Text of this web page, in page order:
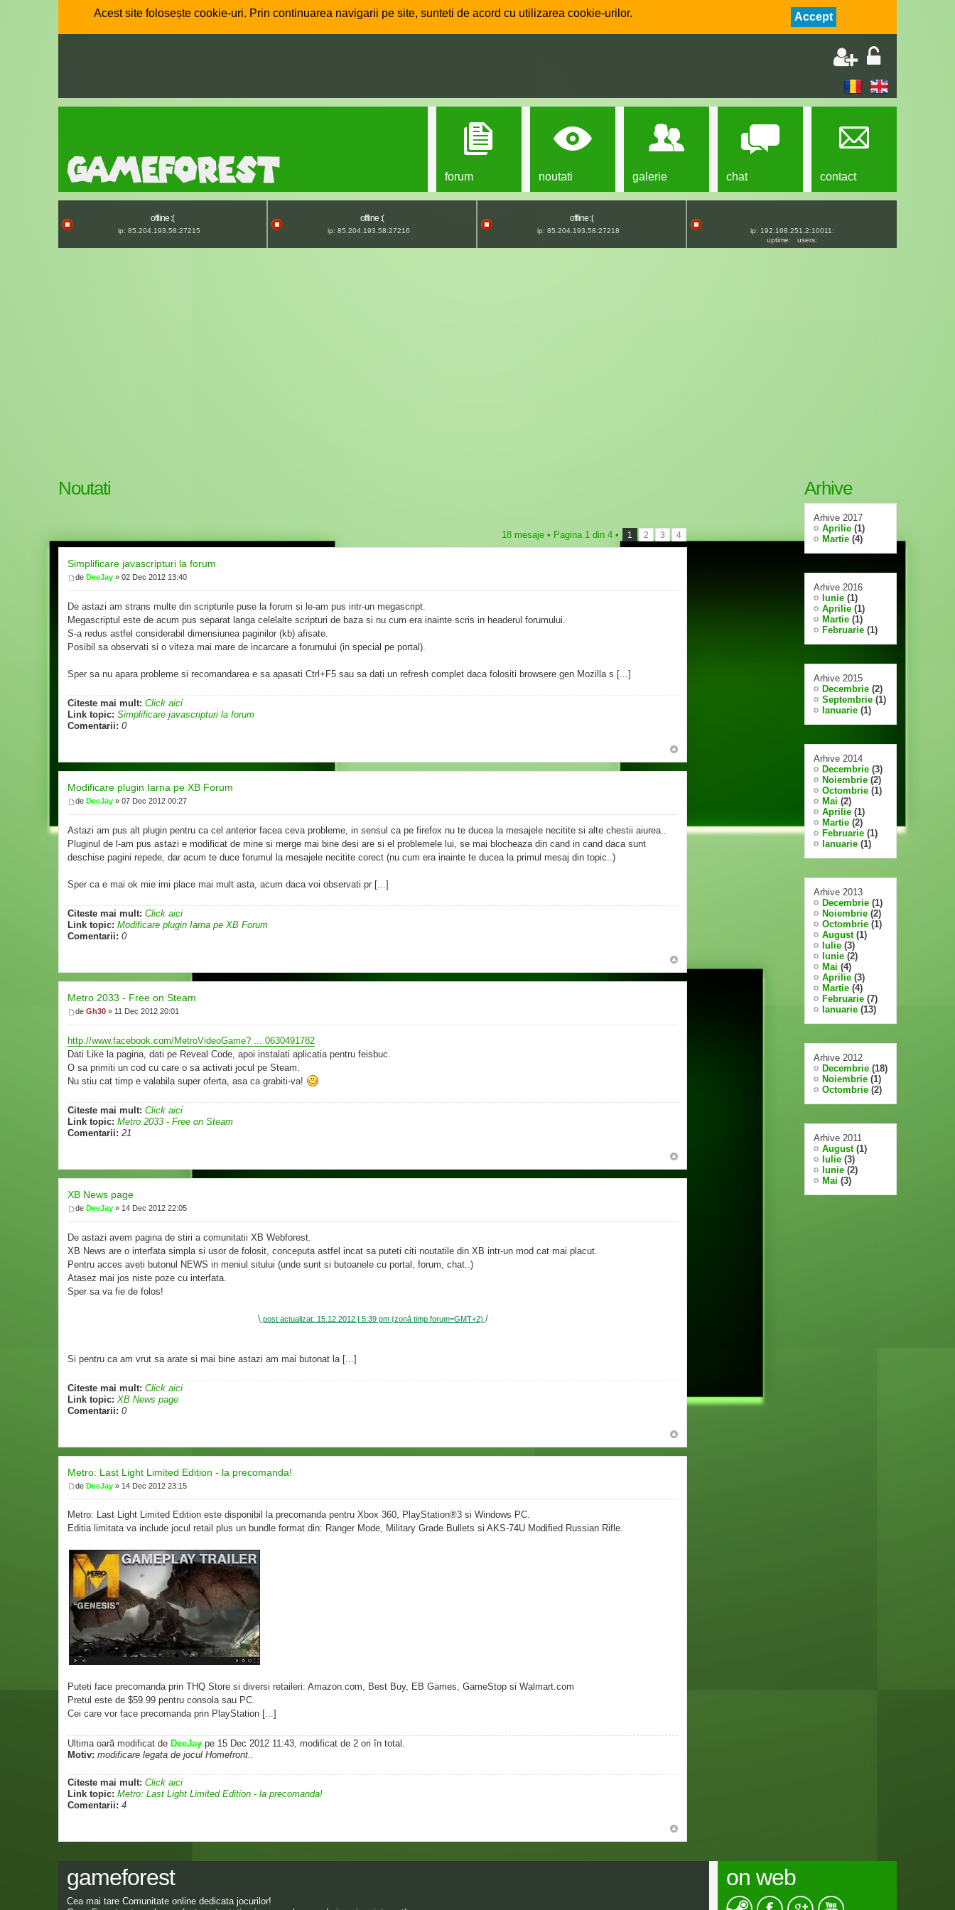
Acest site folosește cookie-uri. Prin continuarea navigarii pe site, sunteti de acord cu utilizarea cookie-urilor. Accept
forum noutati galerie chat contact
offline :(
ip: 85.204.193.58:27215
offline :(
ip: 85.204.193.58:27216
offline :(
ip: 85.204.193.58:27218
ip: 192.168.251.2:10011:
uptime:
users:
Noutati
18 mesaje • Pagina 1 din 4 • 1 2 3 4
Simplificare javascripturi la forum
de DeeJay » 02 Dec 2012 13:40
De astazi am strans multe din scripturile puse la forum si le-am pus intr-un megascript.
Megascriptul este de acum pus separat langa celelalte scripturi de baza si nu cum era inainte scris in headerul forumului.
S-a redus astfel considerabil dimensiunea paginilor (kb) afisate.
Posibil sa observati si o viteza mai mare de incarcare a forumului (in special pe portal).
Sper sa nu apara probleme si recomandarea e sa apasati Ctrl+F5 sau sa dati un refresh complet daca folositi browsere gen Mozilla s [...]
Citeste mai mult: Click aici
Link topic: Simplificare javascripturi la forum
Comentarii: 0
Modificare plugin Iarna pe XB Forum
de DeeJay » 07 Dec 2012 00:27
Astazi am pus alt plugin pentru ca cel anterior facea ceva probleme, in sensul ca pe firefox nu te ducea la mesajele necitite si alte chestii aiurea..
Pluginul de l-am pus astazi e modificat de mine si merge mai bine desi are si el problemele lui, se mai blocheaza din cand in cand daca sunt
deschise pagini repede, dar acum te duce forumul la mesajele necitite corect (nu cum era inainte te ducea la primul mesaj din topic..)
Sper ca e mai ok mie imi place mai mult asta, acum daca voi observati pr [...]
Citeste mai mult: Click aici
Link topic: Modificare plugin Iarna pe XB Forum
Comentarii: 0
Metro 2033 - Free on Steam
de Gh30 » 11 Dec 2012 20:01
http://www.facebook.com/MetroVideoGame? ... 0630491782
Dati Like la pagina, dati pe Reveal Code, apoi instalati aplicatia pentru feisbuc.
O sa primiti un cod cu care o sa activati jocul pe Steam.
Nu stiu cat timp e valabila super oferta, asa ca grabiti-va!
Citeste mai mult: Click aici
Link topic: Metro 2033 - Free on Steam
Comentarii: 21
XB News page
de DeeJay » 14 Dec 2012 22:05
De astazi avem pagina de stiri a comunitatii XB Webforest.
XB News are o interfata simpla si usor de folosit, conceputa astfel incat sa puteti citi noutatile din XB intr-un mod cat mai placut.
Pentru acces aveti butonul NEWS in meniul sitului (unde sunt si butoanele cu portal, forum, chat..)
Atasez mai jos niste poze cu interfata.
Sper sa va fie de folos!
\post actualizat: 15.12.2012 | 5:39 pm (zonă timp forum=GMT+2) /
Si pentru ca am vrut sa arate si mai bine astazi am mai butonat la [...]
Citeste mai mult: Click aici
Link topic: XB News page
Comentarii: 0
Metro: Last Light Limited Edition - la precomanda!
de DeeJay » 14 Dec 2012 23:15
Metro: Last Light Limited Edition este disponibil la precomanda pentru Xbox 360, PlayStation®3 si Windows PC.
Editia limitata va include jocul retail plus un bundle format din: Ranger Mode, Military Grade Bullets si AKS-74U Modified Russian Rifle.
Puteti face precomanda prin THQ Store si diversi retaileri: Amazon.com, Best Buy, EB Games, GameStop si Walmart.com
Pretul este de $59.99 pentru consola sau PC.
Cei care vor face precomanda prin PlayStation [...]
Ultima oară modificat de DeeJay pe 15 Dec 2012 11:43, modificat de 2 ori în total.
Motiv: modificare legata de jocul Homefront..
Citeste mai mult: Click aici
Link topic: Metro: Last Light Limited Edition - la precomanda!
Comentarii: 4
Arhive
Arhive 2017
Aprilie (1)
Martie (4)
Arhive 2016
Iunie (1)
Aprilie (1)
Martie (1)
Februarie (1)
Arhive 2015
Decembrie (2)
Septembrie (1)
Ianuarie (1)
Arhive 2014
Decembrie (3)
Noiembrie (2)
Octombrie (1)
Mai (2)
Aprilie (1)
Martie (2)
Februarie (1)
Ianuarie (1)
Arhive 2013
Decembrie (1)
Noiembrie (2)
Octombrie (1)
August(1)
Iulie (3)
Iunie (2)
Mai (4)
Aprilie (3)
Martie (4)
Februarie (7)
Ianuarie (13)
Arhive 2012
Decembrie (18)
Noiembrie (1)
Octombrie (2)
Arhive 2011
August(1)
Iulie (3)
Iunie (2)
Mai (3)
gameforest
Cea mai tare Comunitate online dedicata jocurilor!
on web